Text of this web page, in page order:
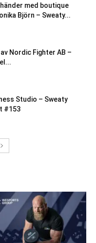
med boutique
Björn – Sweaty...
Nordic Fighter AB –
Studio – Sweaty
#153